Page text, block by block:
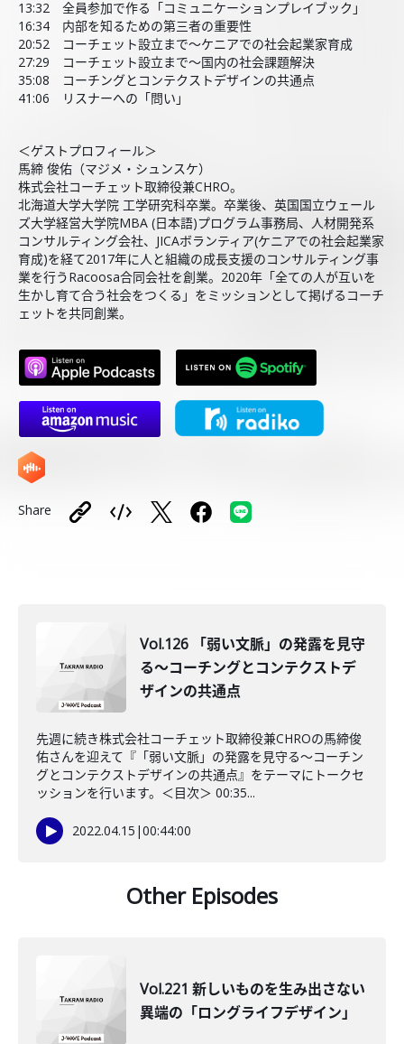
13:32 全員参加で作る「コミュニケーションプレイブック」
16:34 内部を知るための第三者の重要性
20:52 コーチェット設立まで～ケニアでの社会起業家育成
27:29 コーチェット設立まで～国内の社会課題解決
35:08 コーチングとコンテクストデザインの共通点
41:06 リスナーへの「問い」
＜ゲストプロフィール＞
馬締 俊佑（マジメ・シュンスケ）
株式会社コーチェット取締役兼CHRO。
北海道大学大学院 工学研究科卒業。卒業後、英国国立ウェール
ズ大学経営大学院MBA (日本語)プログラム事務局、人材開発系
コンサルティング会社、JICAボランティア(ケニアでの社会起業家
育成)を経て2017年に人と組織の成長支援のコンサルティング事
業を行うRacoosa合同会社を創業。2020年「全ての人が互いを
生かし育て合う社会をつくる」をミッションとして掲げるコーチ
ェットを共同創業。
Share
Vol.126 「弱い文脈」の発露を見守
る～コーチングとコンテクストデ
ザインの共通点
先週に続き株式会社コーチェット取締役兼CHROの馬締俊
佑さんを迎えて『「弱い文脈」の発露を見守る～コーチン
グとコンテクストデザインの共通点』をテーマにトークセ
ッションを行います。＜目次＞ 00:35...
2022.04.15 |00:44:00
Other Episodes
Vol.221 新しいものを生み出さない
異端の「ロングライフデザイン」